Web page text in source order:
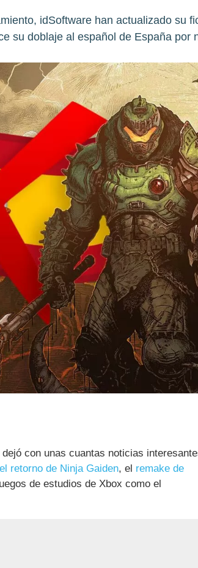
idSoftware han actualizado su
su doblaje al español de España por
dejó con unas cuantas noticias
el retorno de Ninja Gaiden, el remake de
de estudios de Xbox como el